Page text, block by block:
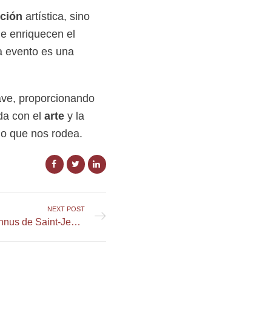
artística, sino
enriquecen el
evento es una
proporcionando
con el arte y la
que nos rodea.
NEXT POST
Explorez les joyaux méconnus de Saint-Jean-Cap-Ferrat